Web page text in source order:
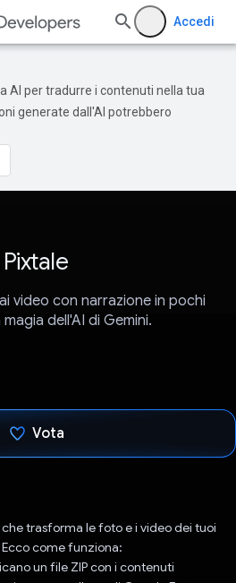
Accedi
AI per tradurre i contenuti nella tua
generate dall'AI potrebbero
Pixtale
video con narrazione in pochi
dell'AI di Gemini.
Vota
trasforma le foto e i video dei tuoi
come funziona:
un file ZIP con i contenuti